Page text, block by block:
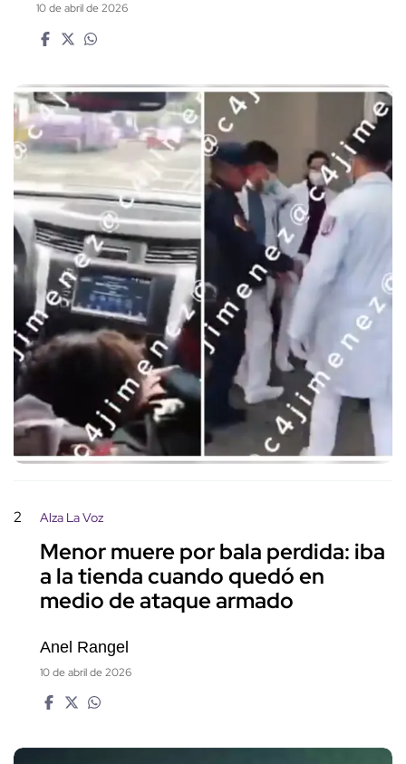
10 de abril de 2026
2 Alza La Voz
Menor muere por bala perdida: iba
a la tienda cuando quedó en
medio de ataque armado
Anel Rangel
10 de abril de 2026